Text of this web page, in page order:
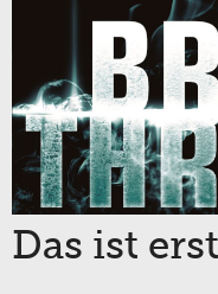
Das ist